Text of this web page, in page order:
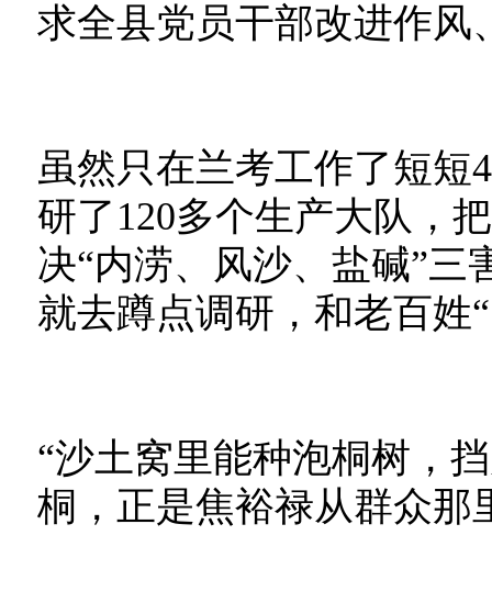
求全县党员干部改进作风
虽然只在兰考工作了短短
研了120多个生产大队，
决“内涝、风沙、盐碱”三
就去蹲点调研，和老百姓
“沙土窝里能种泡桐树，
桐，正是焦裕禄从群众那